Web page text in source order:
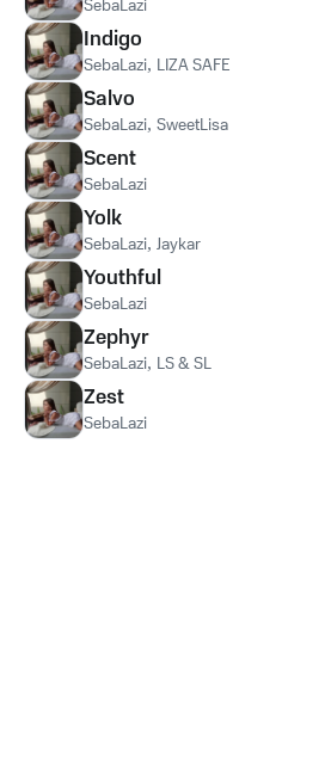
SebaLazi
Indigo
SebaLazi, LIZA SAFE
Salvo
SebaLazi, SweetLisa
Scent
SebaLazi
Yolk
SebaLazi, Jaykar
Youthful
SebaLazi
Zephyr
SebaLazi, LS & SL
Zest
SebaLazi